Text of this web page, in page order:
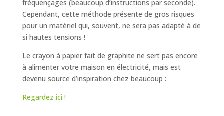
fréquençages (beaucoup d’instructions par seconde).
Cependant, cette méthode présente de gros risques
pour un matériel qui, souvent, ne sera pas adapté à de
si hautes tensions !
Le crayon à papier fait de graphite ne sert pas encore
à alimenter votre maison en électricité, mais est
devenu source d’inspiration chez beaucoup :
Regardez ici !